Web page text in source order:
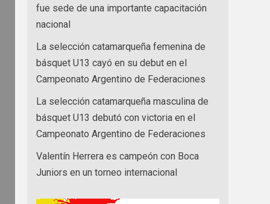
fue sede de una importante capacitación
nacional
La selección catamarqueña femenina de
básquet U13 cayó en su debut en el
Campeonato Argentino de Federaciones
La selección catamarqueña masculina de
básquet U13 debutó con victoria en el
Campeonato Argentino de Federaciones
Valentín Herrera es campeón con Boca
Juniors en un torneo internacional